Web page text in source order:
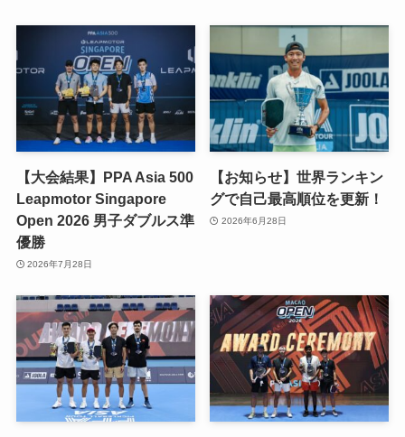
【大会結果】PPA Asia 500
Leapmotor Singapore
Open 2026 男子ダブルス準
優勝
2026年7月28日
【お知らせ】世界ランキン
グで自己最高順位を更新！
2026年6月28日